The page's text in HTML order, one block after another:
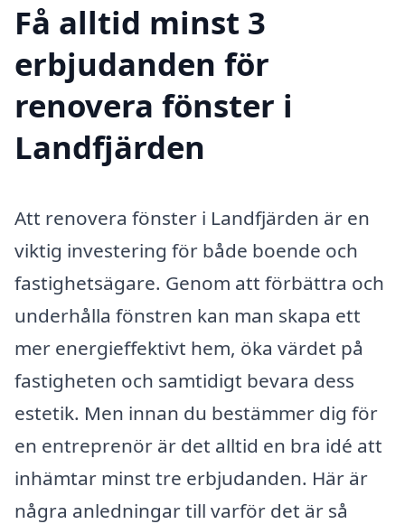
Få alltid minst 3
erbjudanden för
renovera fönster i
Landfjärden
Att renovera fönster i Landfjärden är en
viktig investering för både boende och
fastighetsägare. Genom att förbättra och
underhålla fönstren kan man skapa ett
mer energieffektivt hem, öka värdet på
fastigheten och samtidigt bevara dess
estetik. Men innan du bestämmer dig för
en entreprenör är det alltid en bra idé att
inhämtar minst tre erbjudanden. Här är
några anledningar till varför det är så